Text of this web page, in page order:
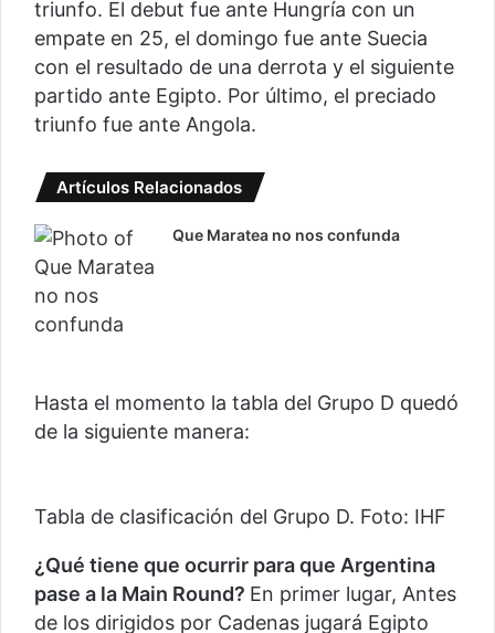
triunfo. El debut fue ante Hungría con un
empate en 25, el domingo fue ante Suecia
con el resultado de una derrota y el siguiente
partido ante Egipto. Por último, el preciado
triunfo fue ante Angola.
Artículos Relacionados
Que Maratea no nos confunda
Hasta el momento la tabla del Grupo D quedó
de la siguiente manera:
Tabla de clasificación del Grupo D. Foto: IHF
¿Qué tiene que ocurrir para que Argentina
pase a la Main Round? En primer lugar, Antes
de los dirigidos por Cadenas jugará Egipto